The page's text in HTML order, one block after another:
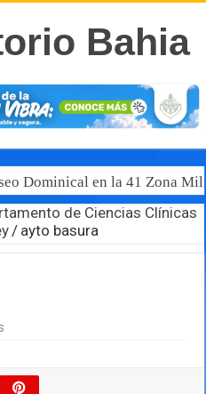
Dominical en la 41 Zona
de Ciencias Clínicas
/ ayto basura